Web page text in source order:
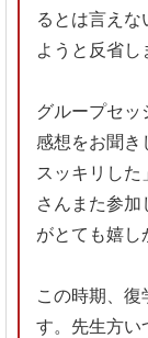
るとは言え
ようと反省し
グループセッ
感想をお聞き
スッキリした
さんまた参
がとても嬉し
この時期、復
す。先生方い